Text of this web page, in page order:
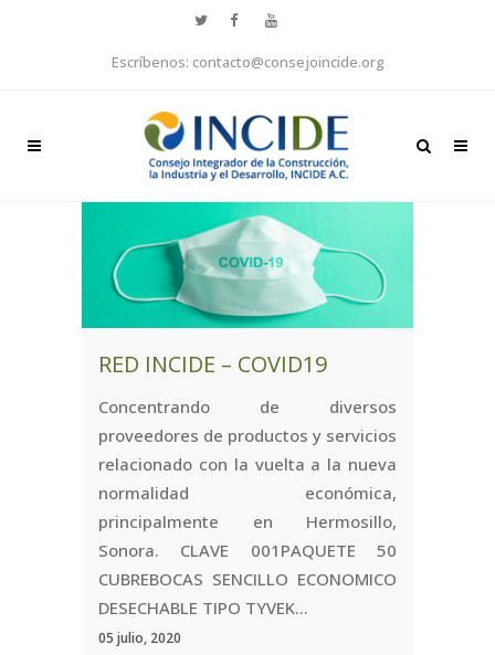
Escríbenos: contacto@consejoincide.org
RED INCIDE – COVID19
Concentrando de diversos
proveedores de productos y servicios
relacionado con la vuelta a la nueva
normalidad económica,
principalmente en Hermosillo,
Sonora. CLAVE 001PAQUETE 50
CUBREBOCAS SENCILLO ECONOMICO
DESECHABLE TIPO TYVEK...
05 julio, 2020